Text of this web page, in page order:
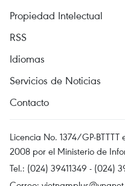
Propiedad Intelectual
RSS
Idiomas
Servicios de Noticias
Contacto
Licencia No. 1374/GP-
2008 por el Ministerio de
Tel.: (024) 39411349 - (024)